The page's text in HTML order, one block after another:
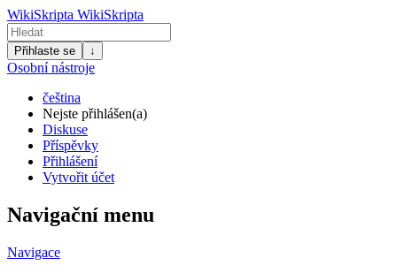
WikiSkripta WikiSkripta
Přihlaste se ↓
Osobní nástroje
čeština
Nejste přihlášen(a)
Diskuse
Příspěvky
Přihlášení
Vytvořit účet
Navigační menu
Navigace